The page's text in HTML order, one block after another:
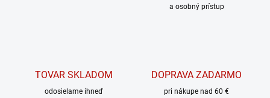
a osobný prístup
TOVAR SKLADOM
odosielame ihneď
DOPRAVA ZADARMO
pri nákupe nad 60 €